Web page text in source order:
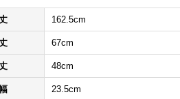
162.5cm
67cm
48cm
23.5cm